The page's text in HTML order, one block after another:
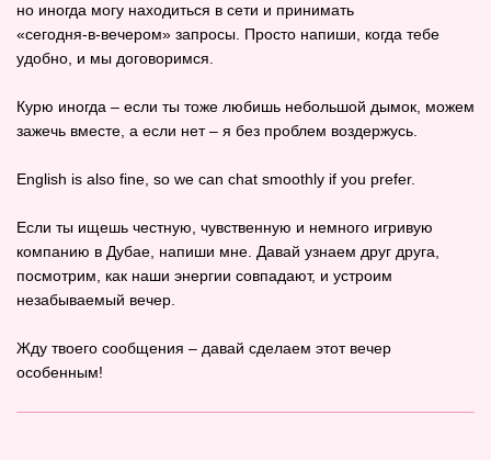
но иногда могу находиться в сети и принимать
«сегодня‑в‑вечером» запросы. Просто напиши, когда тебе
удобно, и мы договоримся.
Курю иногда – если ты тоже любишь небольшой дымок, можем
зажечь вместе, а если нет – я без проблем воздержусь.
English is also fine, so we can chat smoothly if you prefer.
Если ты ищешь честную, чувственную и немного игривую
компанию в Дубае, напиши мне. Давай узнаем друг друга,
посмотрим, как наши энергии совпадают, и устроим
незабываемый вечер.
Жду твоего сообщения – давай сделаем этот вечер
особенным!